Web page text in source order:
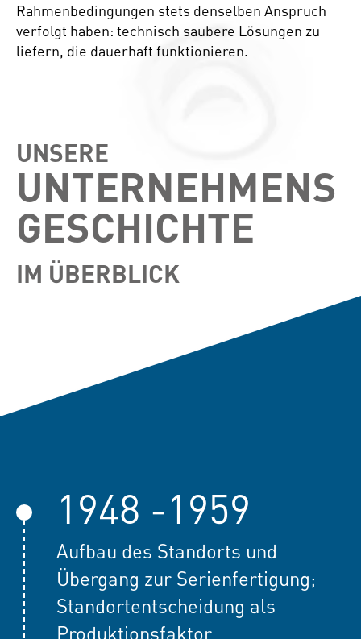
Rahmenbedingungen stets denselben Anspruch
verfolgt haben: technisch saubere Lösungen zu
liefern, die dauerhaft funktionieren.
UNSERE
UNTERNEHMENS
GESCHICHTE
IM ÜBERBLICK
1948 -1959
Aufbau des Standorts und
Übergang zur Serienfertigung;
Standortentscheidung als
Produktionsfaktor